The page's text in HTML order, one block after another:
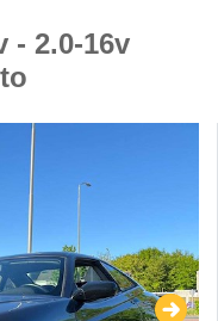
- 2.0-16v